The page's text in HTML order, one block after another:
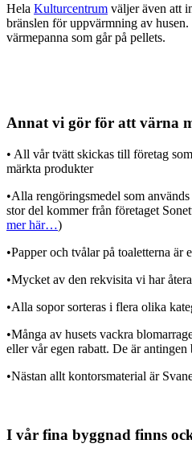
Hela Kulturcentrum väljer även att
bränslen för uppvärmning av
värmepanna som går på pellets.
Annat vi gör för att värna
• All vår tvätt skickas till företag
märkta produkter
•Alla rengöringsmedel som
stor del kommer från företaget
mer här…)
•Papper och tvålar på toaletterna är
•Mycket av den rekvisita vi har
•Alla sopor sorteras i flera olika
•Många av husets vackra
eller vår egen rabatt. De är
•Nästan allt kontorsmaterial är
I vår fina byggnad finns